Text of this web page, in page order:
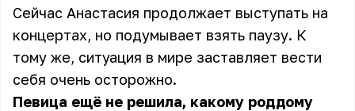
Сейчас Анастасия продолжает выступать на
концертах, но подумывает взять паузу. К
тому же, ситуация в мире заставляет вести
себя очень осторожно.
Певица ещё не решила, какому роддому